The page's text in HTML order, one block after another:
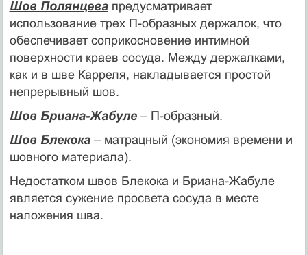
Шов Полянцевапредусматривает
использование трех П-образных держалок, что
обеспечивает соприкосновение интимной
поверхности краев сосуда. Между держалками,
как и в шве Карреля, накладывается простой
непрерывный шов.
Шов Бриана-Жабуле– П-образный.
Шов Блекока– матрацный (экономия времени и
шовного материала).
Недостатком швов Блекока и Бриана-Жабуле
является сужение просвета сосуда в месте
наложения шва.